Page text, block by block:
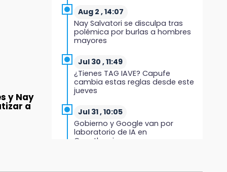
y Nay
a
19:33
Hallan sin vida a mujer y sus dos
hijos en vivienda de
Huauchinango
19:27
Identifican a dos hermanos
asesinados cerca de la Central
de Abastos de Huixcolotla
19:22
Supervisa rectora Lilia Cedillo
proceso de inscripción del nivel
Aug 2 , 14:07
Nay Salvatori se disculpa tras
polémica por burlas a hombres
mayores
Jul 30 , 11:49
¿Tienes TAG IAVE? Capufe
cambia estas reglas desde este
jueves
Jul 31 , 10:05
Gobierno y Google van por
laboratorio de IA en
Cuautlancingo